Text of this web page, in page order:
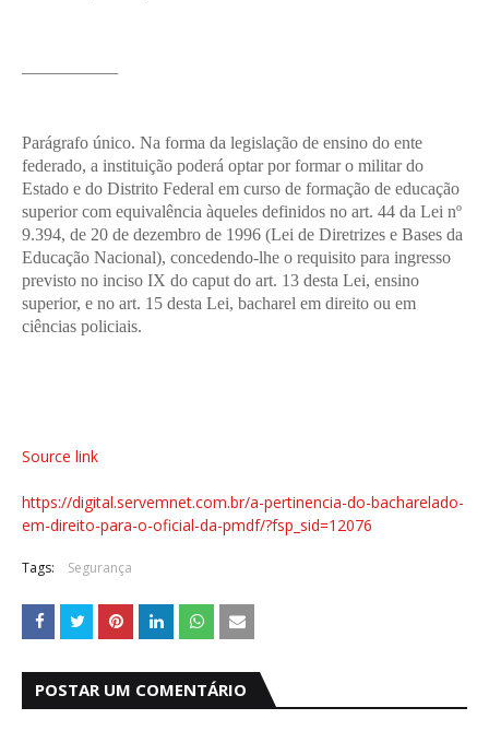
Parágrafo único. Na forma da legislação de ensino do ente
federado, a instituição poderá optar por formar o militar do
Estado e do Distrito Federal em curso de formação de educação
superior com equivalência àqueles definidos no art. 44 da Lei nº
9.394, de 20 de dezembro de 1996 (Lei de Diretrizes e Bases da
Educação Nacional), concedendo-lhe o requisito para ingresso
previsto no inciso IX do caput do art. 13 desta Lei, ensino
superior, e no art. 15 desta Lei, bacharel em direito ou em
ciências policiais.
Source link
https://digital.servemnet.com.br/a-pertinencia-do-bacharelado-
em-direito-para-o-oficial-da-pmdf/?fsp_sid=12076
Tags: Segurança
POSTAR UM COMENTÁRIO